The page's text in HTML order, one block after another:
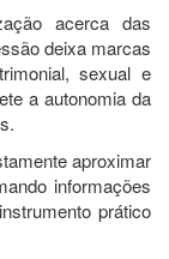
acerca das
deixa marcas
sexual e
a autonomia da
aproximar
informações
prático